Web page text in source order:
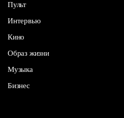
Пульт
Интервью
Кино
Образ жизни
Музыка
Бизнес